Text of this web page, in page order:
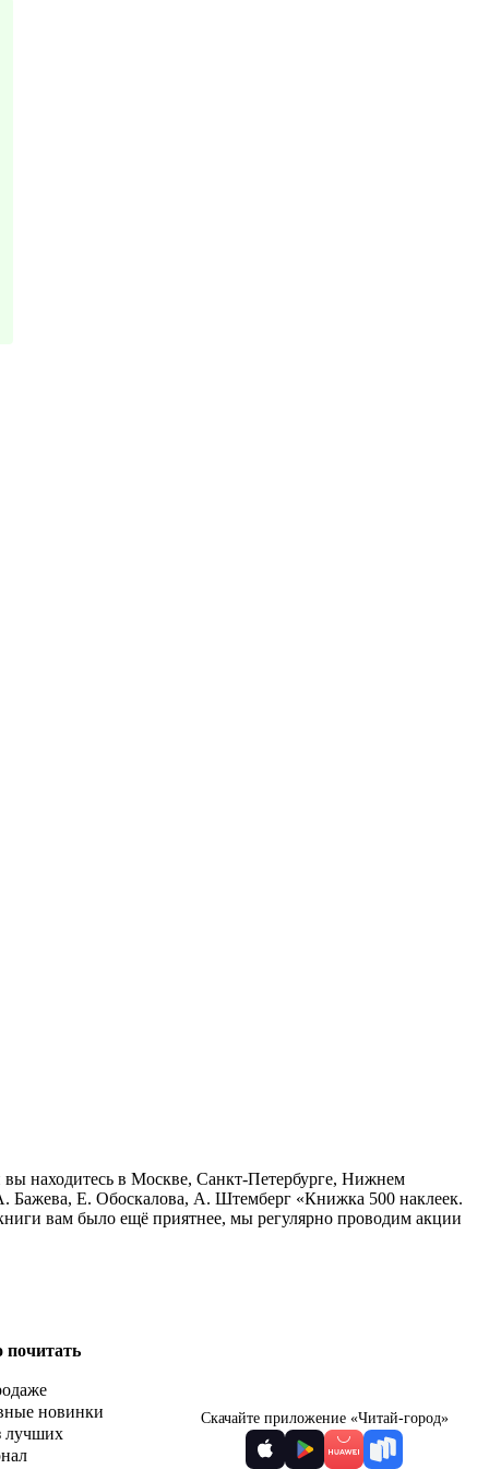
вы находитесь в Москве, Санкт-Петербурге, Нижнем
Бажева, Е. Обоскалова, А. Штемберг «Книжка 500 наклеек.
вам было ещё приятнее, мы регулярно проводим акции
почитать
новинки
лучших
Скачайте приложение «Читай-город»